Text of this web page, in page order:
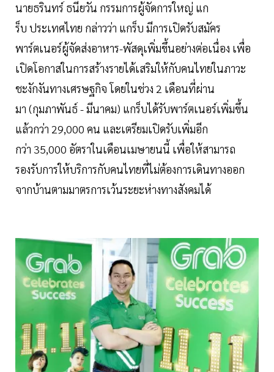
นายธรินทร์ ธนียวัน กรรมการผู้จัดการใหญ่ แก
ร็บ ประเทศไทย กล่าวว่า แกร็บ มีการเปิดรับสมัคร
พาร์ตเนอร์ผู้จัดส่งอาหาร-พัสดุเพิ่มขึ้นอย่างต่อเนื่อง เพื่อ
เปิดโอกาสในการสร้างรายได้เสริมให้กับคนไทยในภาวะ
ชะงักงันทางเศรษฐกิจ โดยในช่วง 2 เดือนที่ผ่าน
มา (กุมภาพันธ์ - มีนาคม) แกร็บได้รับพาร์ตเนอร์เพิ่มขึ้น
แล้วกว่า 29,000 คน และเตรียมเปิดรับเพิ่มอีก
กว่า 35,000 อัตราในเดือนเมษายนนี้ เพื่อให้สามารถ
รองรับการให้บริการกับคนไทยที่ไม่ต้องการเดินทางออก
จากบ้านตามมาตรการเว้นระยะห่างทางสังคมได้